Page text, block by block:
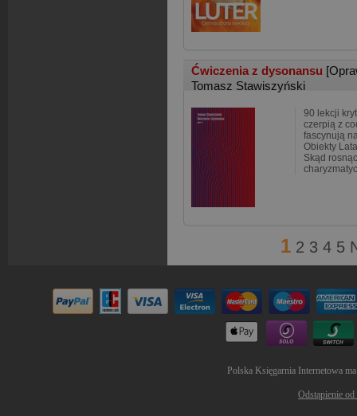
Ćwiczenia z dysonansu
Tomasz Stawiszyński
90 lekcji
czerpią z
fascynują
Obiekty
Skąd
1 2 3 4 5
Polska Księgarnia Internetowa
Odstąpienie